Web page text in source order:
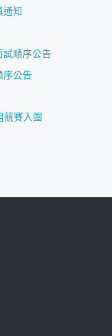
知
順序公告
序公告
競賽入圍